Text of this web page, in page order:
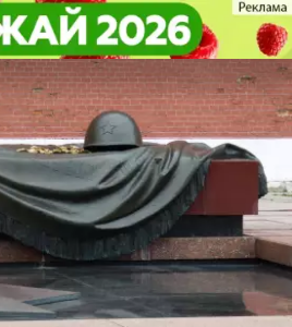
- День Неизвестного
в России
- День Неизвестного
в России
курсы
Пензе